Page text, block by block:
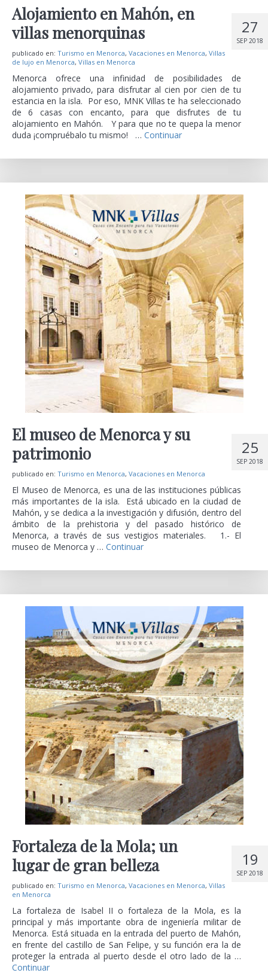
27
SEP 2018
Alojamiento en Mahón, en
villas menorquinas
publicado en: Turismo en Menorca, Vacaciones en Menorca, Villas
de lujo en Menorca, Villas en Menorca
Menorca ofrece una infinidad de posibilidades de
alojamiento privado, para disfrutar al cien por cien de tu
estancia en la isla. Por eso, MNK Villas te ha seleccionado
de 6 casas con encanto, para que disfrutes de tu
alojamiento en Mahón. Y para que no te quepa la menor
duda ¡compruébalo tu mismo! … Continuar
25
SEP 2018
El museo de Menorca y su
patrimonio
publicado en: Turismo en Menorca, Vacaciones en Menorca
El Museo de Menorca, es una de las instituciones públicas
más importantes de la isla. Está ubicado en la ciudad de
Mahón, y se dedica a la investigación y difusión, dentro del
ámbito de la prehistoria y del pasado histórico de
Menorca, a través de sus vestigios materiales. 1.- El
museo de Menorca y … Continuar
19
SEP 2018
Fortaleza de la Mola; un
lugar de gran belleza
publicado en: Turismo en Menorca, Vacaciones en Menorca, Villas
en Menorca
La fortaleza de Isabel II o fortaleza de la Mola, es la
principal y más importante obra de ingeniería militar de
Menorca. Está situada en la entrada del puerto de Mahón,
en frente del castillo de San Felipe, y su función era la de
proteger la entrada al puerto desde el otro lado de la …
Continuar